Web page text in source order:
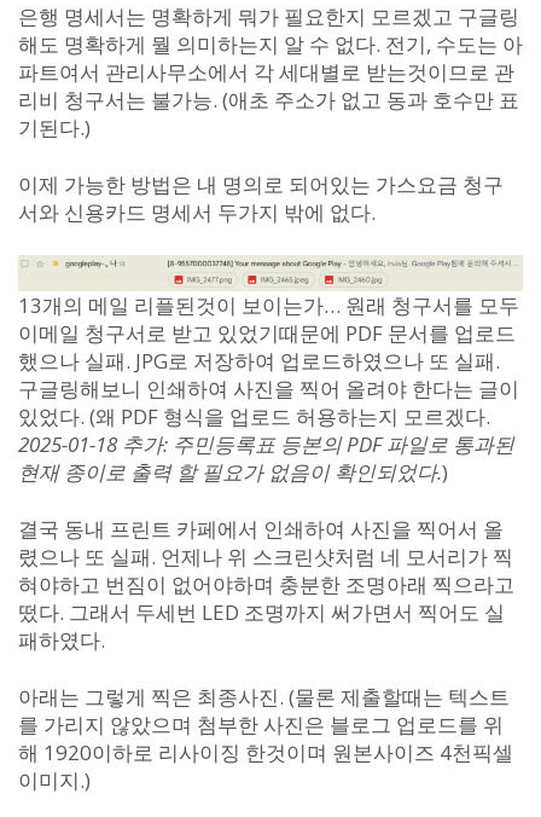
은행 명세서는 명확하게 뭐가 필요한지 모르겠고 구글링
해도 명확하게 뭘 의미하는지 알 수 없다. 전기, 수도는 아
파트여서 관리사무소에서 각 세대별로 받는것이므로 관
리비 청구서는 불가능. (애초 주소가 없고 동과 호수만 표
기된다.)
이제 가능한 방법은 내 명의로 되어있는 가스요금 청구
서와 신용카드 명세서 두가지 밖에 없다.
13개의 메일 리플된것이 보이는가… 원래 청구서를 모두
이메일 청구서로 받고 있었기때문에 PDF 문서를 업로드
했으나 실패. JPG로 저장하여 업로드하였으나 또 실패.
구글링해보니 인쇄하여 사진을 찍어 올려야 한다는 글이
있었다. (왜 PDF 형식을 업로드 허용하는지 모르겠다.
2025-01-18 추가: 주민등록표 등본의 PDF 파일로 통과된
현재 종이로 출력 할 필요가 없음이 확인되었다.)
결국 동내 프린트 카페에서 인쇄하여 사진을 찍어서 올
렸으나 또 실패. 언제나 위 스크린샷처럼 네 모서리가 찍
혀야하고 번짐이 없어야하며 충분한 조명아래 찍으라고
떴다. 그래서 두세번 LED 조명까지 써가면서 찍어도 실
패하였다.
아래는 그렇게 찍은 최종사진. (물론 제출할때는 텍스트
를 가리지 않았으며 첨부한 사진은 블로그 업로드를 위
해 1920이하로 리사이징 한것이며 원본사이즈 4천픽셀
이미지.)